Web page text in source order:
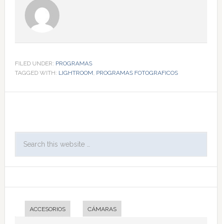
FILED UNDER: PROGRAMAS
TAGGED WITH: LIGHTROOM, PROGRAMAS FOTOGRAFICOS
ACCESORIOS CÁMARAS